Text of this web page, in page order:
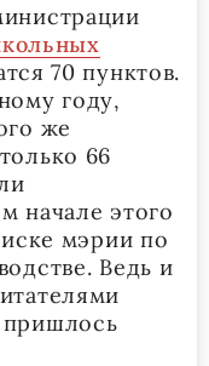
70 пунктов.
году,
же
66
начале этого
мэрии по
Ведь и